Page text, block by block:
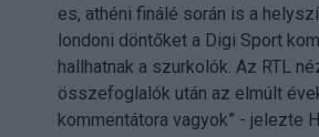
es, athéni finálé során is a
londoni döntőket a Digi Sport
hallhatnak a szurkolók. Az RTL
összefoglalók után az elmúlt
kommentátora vagyok” - jelezte